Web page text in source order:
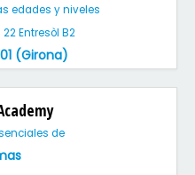
edades y niveles
Entresòl B2
(Girona)
de